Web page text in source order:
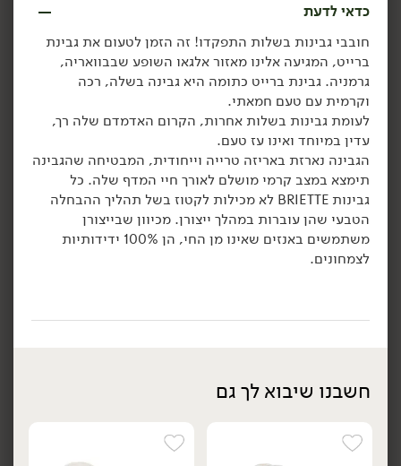
יח׳
42.90
₪/ יח׳
גבינת קממבר חרמון אגוזים
19% - 'משק שוורץ'
200 גרם
21.45 ₪ ל-100 גרם
הוספה לסל
42.90
₪/ יח׳
'משק שוורץ'
21.45 ₪ ל-100 גרם
הוספה לסל
42.90
₪/ יח׳
כדאי לדעת
חובבי גבינות בשלות התפקדו! זה הזמן לטעום את גבינת
ברייט, המגיעה אלינו מאזור אלגאו השופע שבבוואריה,
גרמניה. גבינת ברייט כתומה היא גבינה בשלה, רכה
וקרמית עם טעם חמאתי.
לעומת גבינות בשלות אחרות, הקרום האדמדם שלה רך,
עדין במיוחד ואינו עז טעם.
הגבינה נארזת באריזה טרייה וייחודית, המבטיחה שהגבינה
תימצא במצב קרמי מושלם לאורך חיי המדף שלה. כל
גבינות BRIETTE לא מכילות לקטוז בשל תהליך ההבחלה
הטבעי שהן עוברות במהלך ייצורן. מכיוון שבייצורן
משתמשים באנזים שאינו מן החי, הן 100% ידידותיות
לצמחונים.
חשבנו שיבוא לך גם